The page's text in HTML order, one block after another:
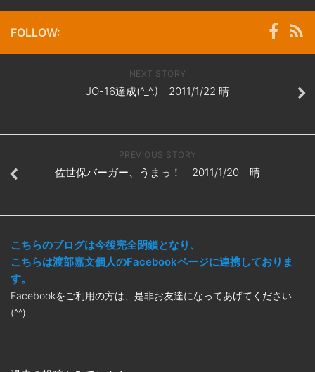
FOLLOW:
NEXT STORY
JO-16達成(^_^.) 2011/1/22 晴
PREVIOUS STORY
佐世保バーガー、うまっ！ 2011/1/20 晴
こちらのブログは今後完全閉鎖となり、
こちらは渡部嘉文個人のFacebookページに連携しておりま
す。
Facebookをご利用の方は、是非お友達になってあげてください
(^^)